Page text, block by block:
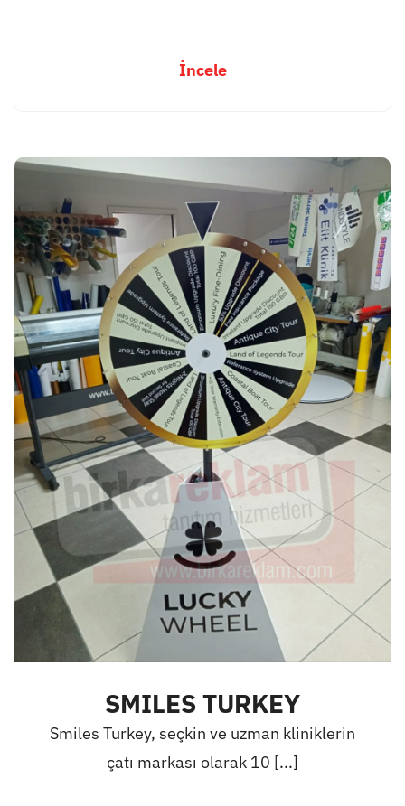
İncele
SMILES TURKEY
Smiles Turkey, seçkin ve uzman kliniklerin
çatı markası olarak 10 [...]